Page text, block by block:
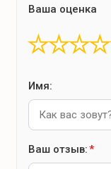
Удобства на
СВЧ
чайник
Ваша оценка
★
★
★
★
Имя:
Ваш отзыв:*